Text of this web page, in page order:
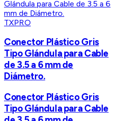
TXPRO
Conector Plástico Gris
Tipo Glándula para Cable
de 3.5 a 6 mm de
Diámetro.
Conector Plástico Gris
Tipo Glándula para Cable